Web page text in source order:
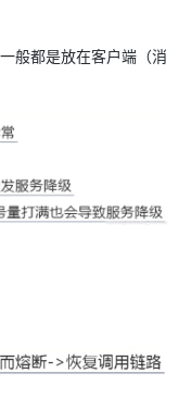
般都是放在客户端（消